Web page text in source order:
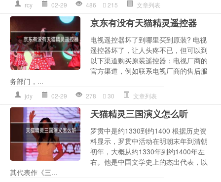
rcy 02-29 486 215 文章列表
京东有没有天猫精灵遥控器
电视遥控器坏了到哪里买到原装? 电视
遥控器坏了，让人头疼不已，但可以到
以下渠道购买原装遥控器：电视厂商的
官方渠道，例如联系电视厂商的售后服
务部门，...
jdy 02-29 278 30 文章列表
天猫精灵三国演义怎么听
罗贯中是约1330到约1400 根据历史资
料显示，罗贯中活动在明朝末年到清朝
初年，大概从约1330年到约1400年左
右。他是中国文学史上的杰出代表，以
其代表作《三...